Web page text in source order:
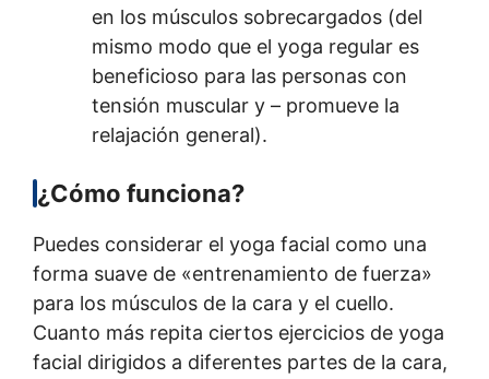
en los músculos sobrecargados (del
mismo modo que el yoga regular es
beneficioso para las personas con
tensión muscular y – promueve la
relajación general).
¿Cómo funciona?
Puedes considerar el yoga facial como una
forma suave de «entrenamiento de fuerza»
para los músculos de la cara y el cuello.
Cuanto más repita ciertos ejercicios de yoga
facial dirigidos a diferentes partes de la cara,